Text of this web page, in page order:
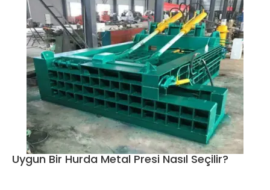
Uygun Bir Hurda Metal Presi Nasıl Seçilir?